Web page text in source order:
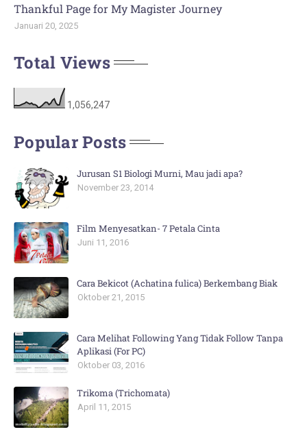
Thankful Page for My Magister Journey
Januari 20, 2025
Total Views
1,056,247
Popular Posts
Jurusan S1 Biologi Murni, Mau jadi apa?
November 23, 2014
Film Menyesatkan- 7 Petala Cinta
Juni 11, 2016
Cara Bekicot (Achatina fulica) Berkembang Biak
Oktober 21, 2015
Cara Melihat Following Yang Tidak Follow Tanpa
Aplikasi (For PC)
Oktober 03, 2016
Trikoma (Trichomata)
April 11, 2015